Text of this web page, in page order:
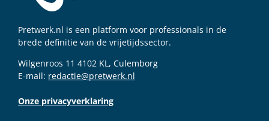
Pretwerk.nl is een platform voor professionals in de
brede definitie van de vrijetijdssector.
Wilgenroos 11 4102 KL, Culemborg
E-mail: redactie@pretwerk.nl
Onze privacyverklaring